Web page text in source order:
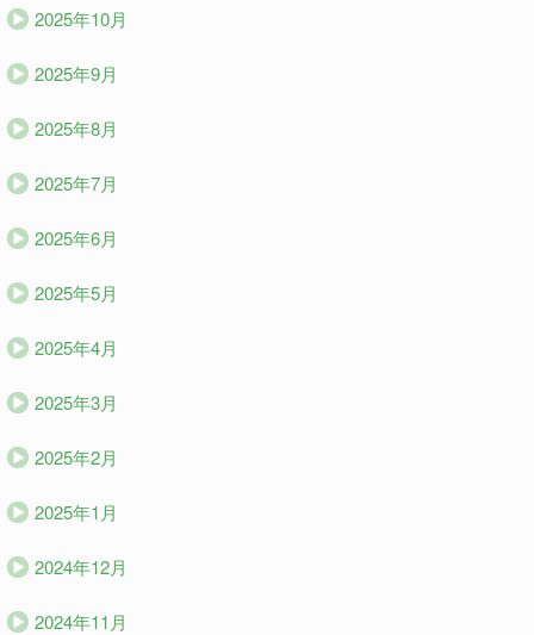
2025年10月
2025年9月
2025年8月
2025年7月
2025年6月
2025年5月
2025年4月
2025年3月
2025年2月
2025年1月
2024年12月
2024年11月